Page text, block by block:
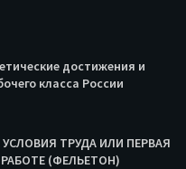
достижения и
класса России
ТРУДА ИЛИ ПЕРВАЯ
(ФЕЛЬЕТОН)